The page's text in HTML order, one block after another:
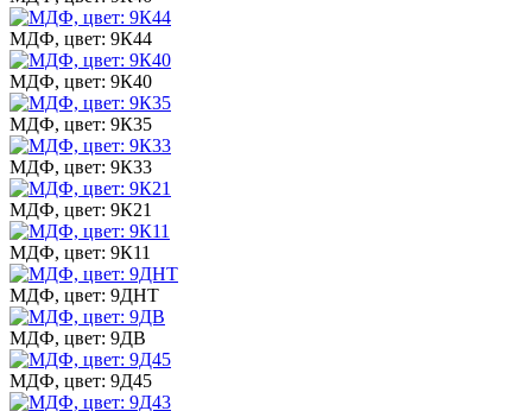
МДФ, цвет: 9К44
МДФ, цвет: 9К40
МДФ, цвет: 9К35
МДФ, цвет: 9К33
МДФ, цвет: 9К21
МДФ, цвет: 9К11
МДФ, цвет: 9ДНТ
МДФ, цвет: 9ДВ
МДФ, цвет: 9Д45